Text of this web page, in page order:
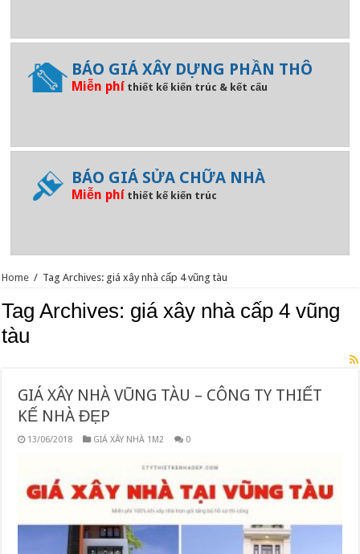
BÁO GIÁ XÂY DỰNG PHẦN THÔ
Miễn phí thiết kế kiến trúc & kết cấu
BÁO GIÁ SỬA CHỮA NHÀ
Miễn phí thiết kế kiến trúc
Home / Tag Archives: giá xây nhà cấp 4 vũng tàu
Tag Archives: giá xây nhà cấp 4 vũng
tàu
GIÁ XÂY NHÀ VŨNG TÀU – CÔNG TY THIẾT
KẾ NHÀ ĐẸP
13/06/2018 GIÁ XÂY NHÀ 1M2 0